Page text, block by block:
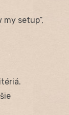
setup“,